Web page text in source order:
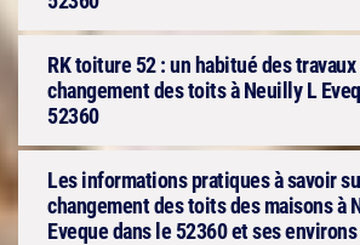
RK toiture 52 : un habitué des travaux
changement des toits à Neuilly L
52360
Les informations pratiques à savoir
changement des toits des maisons à
Eveque dans le 52360 et ses environs